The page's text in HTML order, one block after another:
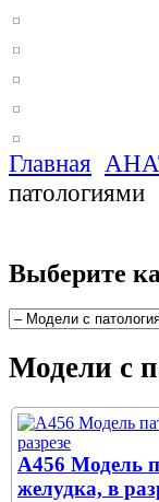
Главная
патологиями
Выберите
Модели с
A456 Модель
желудка, в